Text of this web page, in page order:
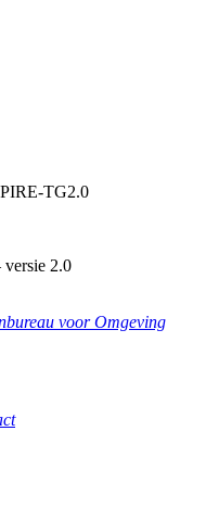
TG2.0
versie 2.0
voor Omgeving